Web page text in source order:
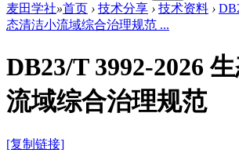
麦田学社»首页 › 技术分享 › 技术资料 ›
态清洁小流域综合治理规范 ...
DB23/T 3992-2026
流域综合治理规范
[复制链接]